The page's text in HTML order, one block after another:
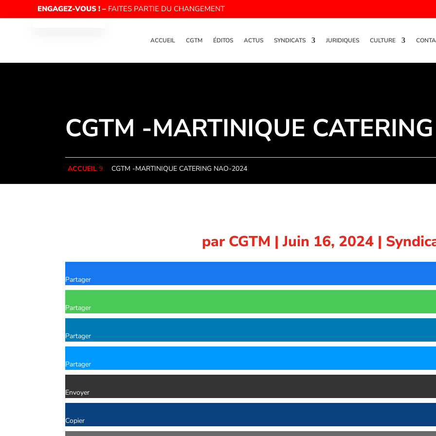
ENGAGEZ-VOUS ! – FAITES PARTIE DU CHANGEMENT
ACCUEIL CGTM ÉDITOS ACTUS SYNDICATS JURIDIQUES CULTURE
CGTM -MARTINIQUE
ACCUEIL CGTM -MARTINIQUE CATERING NAO-2024
parCGTM |Juin 16, 2024|
Partager
Partager
Partager
Partager
Envoyer
Copier